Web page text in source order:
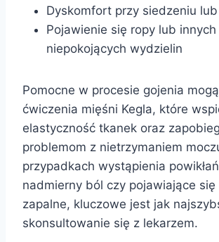
Dyskomfort przy siedzeniu
Pojawienie się ropy lub innych
niepokojących wydzielin
Pomocne w procesie gojenia
ćwiczenia mięśni Kegla, które
elastyczność tkanek oraz
problemom z nietrzymaniem
przypadkach wystąpienia
nadmierny ból czy pojawiające się
zapalne, kluczowe jest jak
skonsultowanie się z lekarzem.